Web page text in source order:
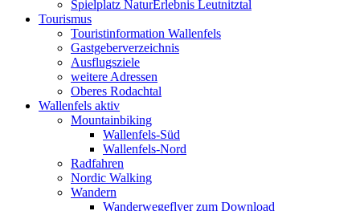
Spielplatz NaturErlebnis Leutnitztal
Tourismus
Touristinformation Wallenfels
Gastgeberverzeichnis
Ausflugsziele
weitere Adressen
Oberes Rodachtal
Wallenfels aktiv
Mountainbiking
Wallenfels-Süd
Wallenfels-Nord
Radfahren
Nordic Walking
Wandern
Wanderwegeflyer zum Download